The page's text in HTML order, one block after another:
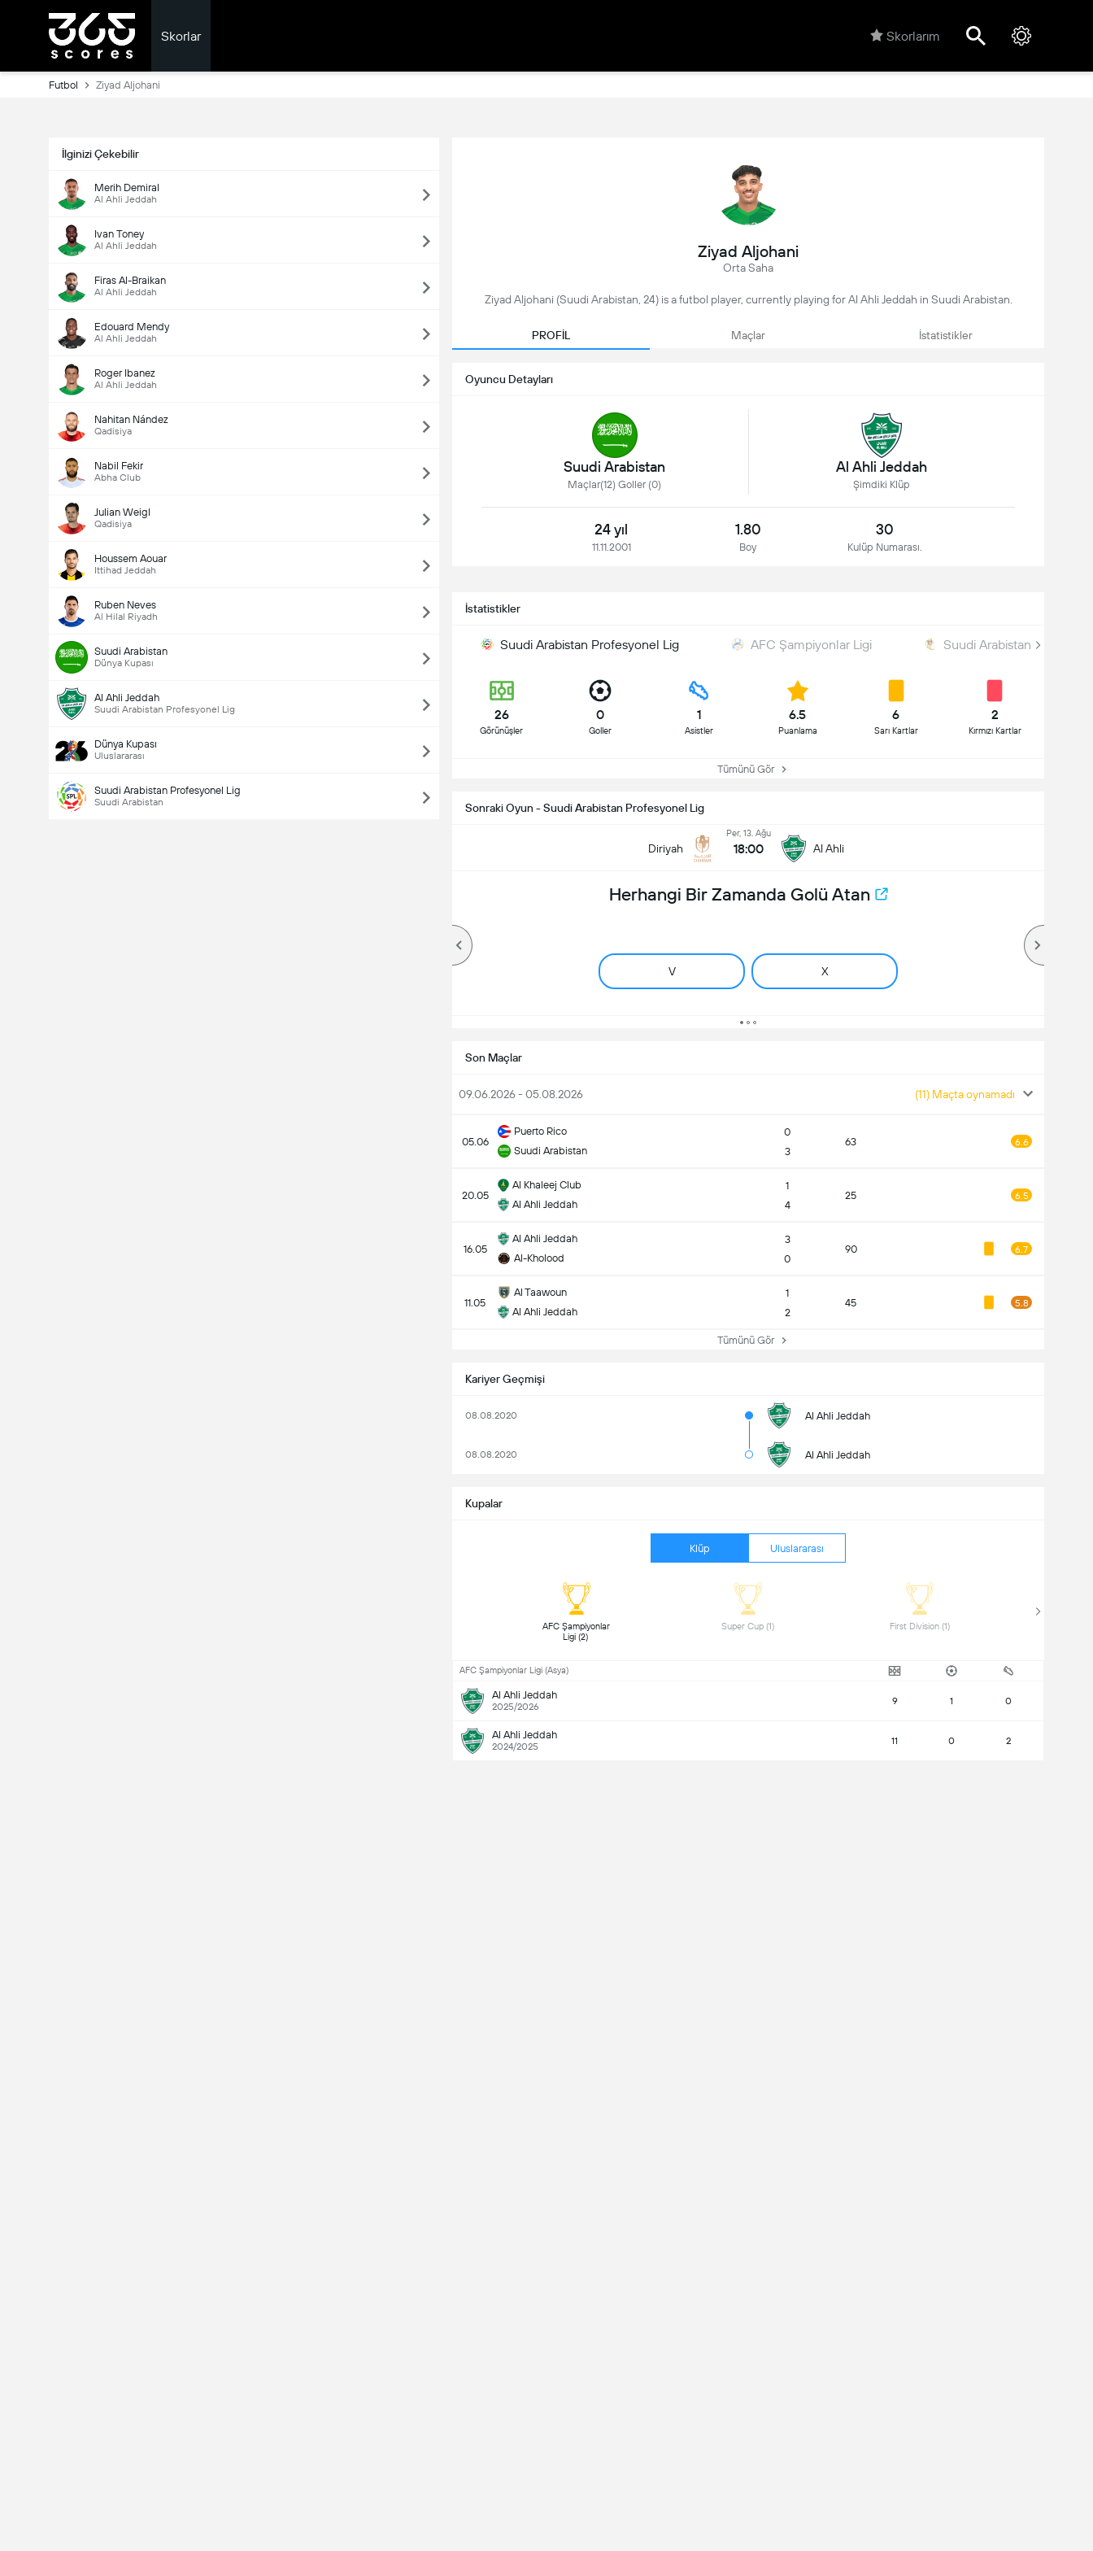
Skorlar Skorlarım
Futbol Ziyad Aljohani
İlginizi Çekebilir
Merih Demiral
Al Ahli Jeddah
Ivan Toney
Al Ahli Jeddah
Firas Al-Braikan
Al Ahli Jeddah
Edouard Mendy
Al Ahli Jeddah
Roger Ibanez
Al Ahli Jeddah
Nahitan Nández
Qadisiya
Nabil Fekir
Abha Club
Julian Weigl
Qadisiya
Houssem Aouar
Ittihad Jeddah
Ruben Neves
Al Hilal Riyadh
Suudi Arabistan
Dünya Kupası
Al Ahli Jeddah
Suudi Arabistan Profesyonel Lig
Dünya Kupası
Uluslararası
Suudi Arabistan Profesyonel Lig
Suudi Arabistan
Ziyad Aljohani
Orta Saha
Ziyad Aljohani (Suudi Arabistan, 24) is a futbol player, currently playing for Al Ahli Jeddah in Suudi Arabistan.
PROFİL Maçlar İstatistikler
Oyuncu Detayları
Suudi Arabistan
Maçlar(12) Goller (0)
Al Ahli Jeddah
Şimdiki Klüp
24 yıl
11.11.2001
1.80
Boy
30
Kulüp Numarası.
İstatistikler
Suudi Arabistan Profesyonel Lig AFC Şampiyonlar Ligi Suudi Arabistan Kupası
26
Görünüşler
0
Goller
1
Asistler
6.5
Puanlama
6
Sarı Kartlar
2
Kırmızı Kartlar
Tümünü Gör
Sonraki Oyun - Suudi Arabistan Profesyonel Lig
Diriyah
Per, 13. Ağu
18:00 Al Ahli
Herhangi Bir Zamanda Golü Atan
V X
Son Maçlar
09.06.2026 - 05.08.2026 (11) Maçta oynamadı
05.06
Puerto Rico
Suudi Arabistan
0
3
63 6.6
20.05
Al Khaleej Club
Al Ahli Jeddah
1
4
25 6.5
16.05
Al Ahli Jeddah
Al-Kholood
3
0
90 6.7
11.05
Al Taawoun
Al Ahli Jeddah
1
2
45 5.8
Tümünü Gör
Kariyer Geçmişi
08.08.2020 Al Ahli Jeddah
08.08.2020 Al Ahli Jeddah
Kupalar
Klüp Uluslararası
AFC Şampiyonlar
Ligi (2)
AFC Şampiyonlar Ligi (Asya)
Al Ahli Jeddah
2025/2026 9 1 0
Al Ahli Jeddah
2024/2025 11 0 2